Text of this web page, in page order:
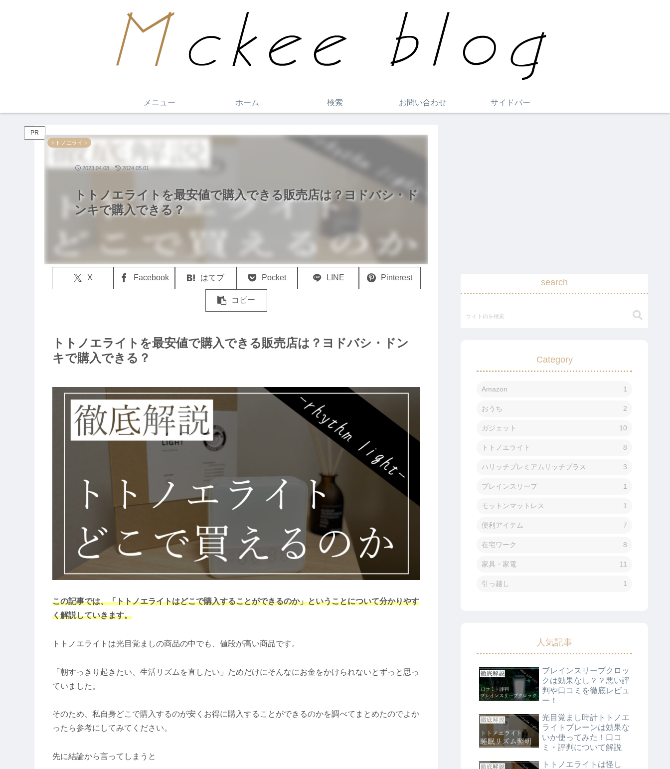
メニュー ホーム 検索 お問い合わせ サイドバー
PR
トトノエライトを最安値で購入できる販売店は？ヨドバシ・ド
ンキで購入できる？
トトノエライト
X Facebook はてブ Pocket LINE Pinterest
コピー
2023.04.08 2024.05.01
トトノエライトを最安値で購入できる販売店は？ヨドバシ・ドン
キで購入できる？
この記事では、「トトノエライトはどこで購入することができるのか」ということについて分かりやす
く解説していきます。
トトノエライトは光目覚ましの商品の中でも、値段が高い商品です。
「朝すっきり起きたい、生活リズムを直したい」ためだけにそんなにお金をかけられないとずっと思っ
ていました。
そのため、私自身どこで購入するのが安くお得に購入することができるのかを調べてまとめたのでよか
ったら参考にしてみてください。
先に結論から言ってしまうと
search
Category
Amazon 1
おうち 2
ガジェット 10
トトノエライト 8
ハリッチプレミアムリッチプラス 3
ブレインスリープ 1
モットンマットレス 1
便利アイテム 7
在宅ワーク 8
家具・家電 11
引っ越し 1
人気記事
ブレインスリープクロッ
クは効果なし？？悪い評
判や口コミを徹底レビュ
ー！
光目覚まし時計トトノエ
ライトプレーンは効果な
いか使ってみた！口コ
ミ・評判について解説
トトノエライトは怪し